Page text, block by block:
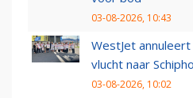
03-08-2026, 10:43
WestJet
vlucht naar
03-08-2026, 10:02